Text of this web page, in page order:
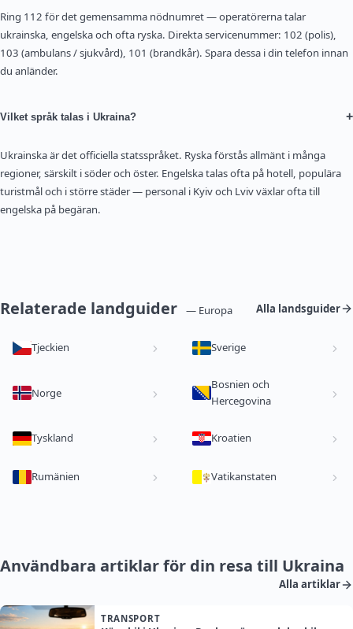
Ring 112 för det gemensamma nödnumret — operatörerna talar
ukrainska, engelska och ofta ryska. Direkta servicenummer: 102 (polis),
103 (ambulans / sjukvård), 101 (brandkår). Spara dessa i din telefon innan
du anländer.
Vilket språk talas i Ukraina? +
Ukrainska är det officiella statsspråket. Ryska förstås allmänt i många
regioner, särskilt i söder och öster. Engelska talas ofta på hotell, populära
turistmål och i större städer — personal i Kyiv och Lviv växlar ofta till
engelska på begäran.
Relaterade landguider — Europa Alla landsguider
Tjeckien Sverige
Norge
Bosnien och
Hercegovina
Tyskland Kroatien
Rumänien Vatikanstaten
Användbara artiklar för din resa till Ukraina
Alla artiklar
TRANSPORT